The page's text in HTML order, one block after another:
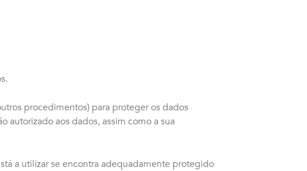
procedimentos) para proteger os dados
autorizado aos dados, assim como a sua
a utilizar se encontra adequadamente protegido